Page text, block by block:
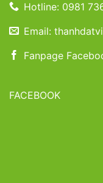
Hotline: 0981
Email:
Fanpage
FACEBOOK